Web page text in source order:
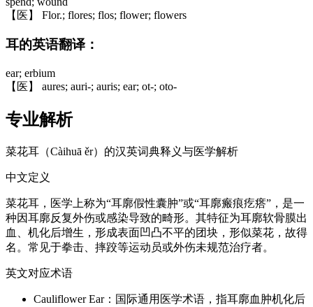
【医】 Flor.; flores; flos; flower; flowers
耳的英语翻译：
ear; erbium
【医】 aures; auri-; auris; ear; ot-; oto-
专业解析
菜花耳（Càihuā ěr）的汉英词典释义与医学解析
中文定义
菜花耳，医学上称为“耳廓假性囊肿”或“耳廓瘢痕疙瘩”，是一
种因耳廓反复外伤或感染导致的畸形。其特征为耳廓软骨膜出
血、机化后增生，形成表面凹凸不平的团块，形似菜花，故得
名。常见于拳击、摔跤等运动员或外伤未规范治疗者。
英文对应术语
Cauliflower Ear：国际通用医学术语，指耳廓血肿机化后